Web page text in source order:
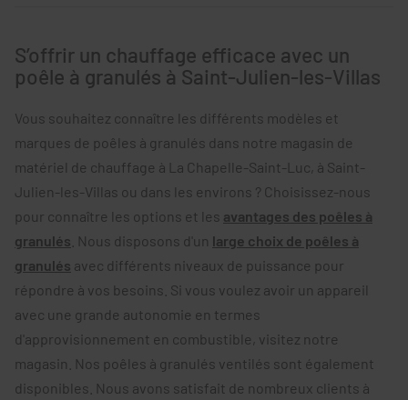
S’offrir un chauffage efficace avec un
poêle à granulés à Saint-Julien-les-Villas
Vous souhaitez connaître les différents modèles et
marques de poêles à granulés dans notre magasin de
matériel de chauffage à La Chapelle-Saint-Luc, à Saint-
Julien-les-Villas ou dans les environs ? Choisissez-nous
pour connaître les options et les avantages des poêles à
granulés . Nous disposons d'un large choix de poêles à
granulés avec différents niveaux de puissance pour
répondre à vos besoins. Si vous voulez avoir un appareil
avec une grande autonomie en termes
d'approvisionnement en combustible, visitez notre
magasin. Nos poêles à granulés ventilés sont également
disponibles. Nous avons satisfait de nombreux clients à